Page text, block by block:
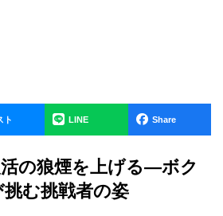
ト LINE Share
の狼煙を上げる—ボク
む挑戦者の姿